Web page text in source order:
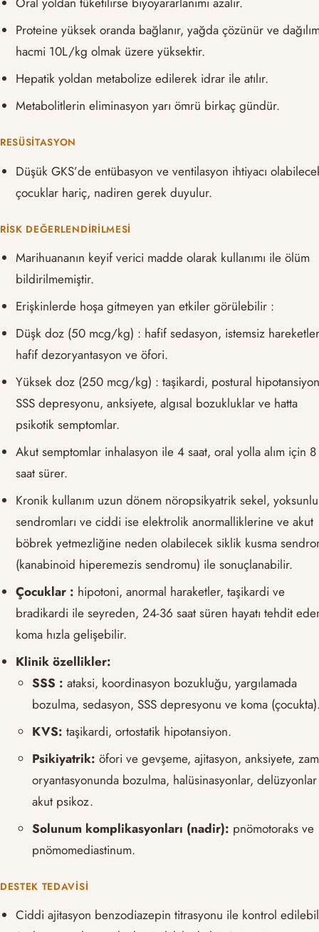
Proteine yüksek oranda bağlanır, yağda çözünür ve
hacmi 10L/kg olmak üzere yüksektir.
Hepatik yoldan metabolize edilerek idrar ile atılır.
Metabolitlerin eliminasyon yarı ömrü birkaç gündür.
RESÜSITASYON
Düşük GKS’de entübasyon ve ventilasyon ihtiyacı
çocuklar hariç, nadiren gerek duyulur.
RISK DEĞERLENDIRILMESI
Marihuananın keyif verici madde olarak kullanımı ile ölüm
bildirilmemiştir.
Erişkinlerde hoşa gitmeyen yan etkiler görülebilir :
Düşk doz (50 mcg/kg) : hafif sedasyon, istemsiz
hafif dezoryantasyon ve öfori.
Yüksek doz (250 mcg/kg) : taşikardi, postural
SSS depresyonu, anksiyete, algısal bozukluklar ve hatta
psikotik semptomlar.
Akut semptomlar inhalasyon ile 4 saat, oral yolla alım için 8
saat sürer.
Kronik kullanım uzun dönem nöropsikyatrik sekel,
sendromları ve ciddi ise elektrolik anormalliklerine ve akut
böbrek yetmezliğine neden olabilecek siklik kusma
(kanabinoid hiperemezis sendromu) ile sonuçlanabilir.
Çocuklar : hipotoni, anormal haraketler, taşikardi ve
bradikardi ile seyreden, 24-36 saat süren hayatı tehdit
koma hızla gelişebilir.
Klinik özellikler:
SSS : ataksi, koordinasyon bozukluğu, yargılamada
bozulma, sedasyon, SSS depresyonu ve koma
KVS: taşikardi, ortostatik hipotansiyon.
Psikiyatrik: öfori ve gevşeme, ajitasyon, anksiyete,
oryantasyonunda bozulma, halüsinasyonlar,
akut psikoz.
Solunum komplikasyonları (nadir): pnömotoraks ve
pnömomediastinum.
DESTEK TEDAVISI
Ciddi ajitasyon benzodiazepin titrasyonu ile kontrol